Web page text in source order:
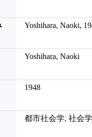
Yoshihara, Naoki,
Yoshihara, Naoki
1948
都市社会学, 社会